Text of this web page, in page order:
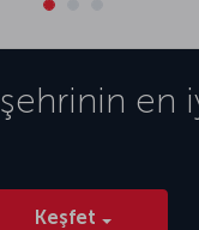
şehrinin en
Keşfet